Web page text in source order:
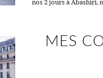
nos 2 jours à Abashiri,
MES